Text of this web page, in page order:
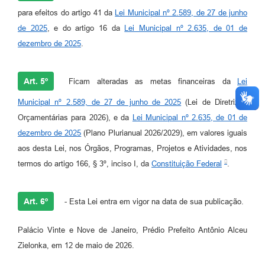
para efeitos do artigo 41 da Lei Municipal nº 2.589, de 27 de junho
de 2025, e do artigo 16 da Lei Municipal nº 2.635, de 01 de
dezembro de 2025.
Art. 5º Ficam alteradas as metas financeiras da Lei
Municipal nº 2.589, de 27 de junho de 2025 (Lei de Diretrizes
Orçamentárias para 2026), e da Lei Municipal nº 2.635, de 01 de
dezembro de 2025 (Plano Plurianual 2026/2029), em valores iguais
aos desta Lei, nos Órgãos, Programas, Projetos e Atividades, nos
termos do artigo 166, § 3º, inciso I, da Constituição Federal .
Art. 6º - Esta Lei entra em vigor na data de sua publicação.
Palácio Vinte e Nove de Janeiro, Prédio Prefeito Antônio Alceu
Zielonka, em 12 de maio de 2026.